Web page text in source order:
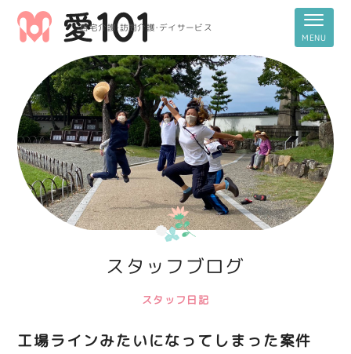
居宅介護・訪問介護・デイサービス
スタッフブログ
スタッフ日記
工場ラインみたいになってしまった案件